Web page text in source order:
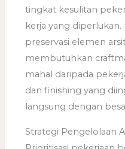
tingkat kesulitan
kerja yang diperlukan.
preservasi elemen
membutuhkan
mahal daripada
dan finishing yang
langsung dengan
Strategi Pengelolaan